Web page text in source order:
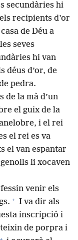
secundàries hi
recipients d’or
de Déu a
seves
hi van
déus d’or, de
pedra.
de la mà d’un
el guix de la
i el rei
el rei es va
el van espantar
li xocaven
venir els
+ I va dir als
inscripció i
de porpra i